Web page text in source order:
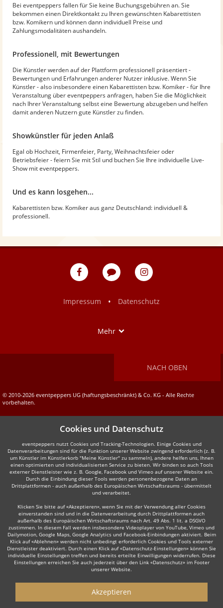
Bei eventpeppers fallen für Sie keine Buchungsgebühren an. Sie
bekommen einen Direktkontakt zu Ihren gewünschten Kabarettisten
bzw. Komikern und können dann individuell Preise und
Zahlungsmodalitäten aushandeln.
Professionell, mit Bewertungen
Die Künstler werden auf der Plattform professionell präsentiert -
Bewertungen und Erfahrungen anderer Nutzer inklusive. Wenn Sie
Künstler - also insbesondere einen Kabarettisten bzw. Komiker - für Ihre
Veranstaltung über eventpeppers anfragen, haben Sie die Möglichkeit
nach Ihrer Veranstaltung selbst eine Bewertung abzugeben und helfen
damit anderen Nutzern gute Künstler zu finden.
Showkünstler für jeden Anlaß
Egal ob Hochzeit, Firmenfeier, Party, Weihnachtsfeier oder
Betriebsfeier - feiern Sie mit Stil und buchen Sie Ihre individuelle Live-
Show mit eventpeppers.
Und es kann losgehen...
Kabarettisten bzw. Komiker aus ganz Deutschland: individuell &
professionell.
eventpeppers
Blog
eventpeppers
Impressum
• Datenschutz
Mehr
NACH OBEN
© 2010-2026 eventpeppers UG (haftungsbeschränkt) & Co. KG - Alle Rechte
vorbehalten.
Cookies und Datenschutz
eventpeppers nutzt Cookies und Tracking-Technologien. Einige Cookies und
Datenverarbeitungen sind für die Funktion unserer Website zwingend erforderlich (z. B.
um Künstler im Künstlerkorb "Meine Künstler" zu sammeln), andere helfen uns, Ihnen
einen optimierten und individualisierten Service zu bieten. Wir binden so auch Tools
externer Dienstleister wie z. B. Google, Facebook und Vimeo auf unserer Website ein.
Durch die Einbindung dieser Tools werden personenbezogene Daten an
Drittplattformen - auch außerhalb des Europäischen Wirtschaftsraums - übermittelt
und verarbeitet.
Klicken Sie bitte auf «Akzeptieren», wenn Sie mit der Verwendung aller Cookies
einverstanden sind und in die Datenverarbeitung durch Drittplattformen auch
außerhalb des Europäischen Wirtschaftsraums nach Art. 49 Abs. 1 lit. a DSGVO
zustimmen. In diesem Fall werden insbesondere Videoplayer von YouTube, Vimeo und
Dailymotion, Google Maps, Google Analytics und Facebook-Einbindungen aktiviert. Beim
Klick auf «Ablehnen» werden nicht unbedingt erforderlich Cookies und Tools externer
Dienstleister deaktiviert. Durch einen Klick auf «Datenschutz-Einstellungen» können Sie
individuelle Einstellungen treffen und bereits erteilte Einwilligungen widerrufen. Diese
Einstellungen erreichen Sie auch jederzeit über den Link «Datenschutz» im Footer
unserer Website.
Akzeptieren